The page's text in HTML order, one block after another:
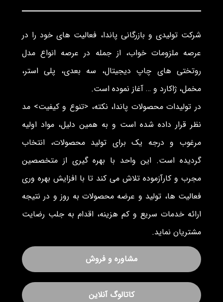
شرکت تولیدی و بازرگانی پاندا، فعالیت های خود را در
عرصه ملزومات خواب، از جمله در عرصه انواع مدل
روتختی های چاپ دیجیتال، سه بعدی، پلی استر،
مخمل، ژاکارد و … آغاز نموده است.
در تولیدات محصولات پاندا، نکته، <تنوع و کیفیت> مد
نظر قرار داده شده است و به همین دلیل، مواد اولیه
مرغوب و درجه یک برای تولید محصولات، انتخاب
گردیده است. این واحد با بهره گیری از متخصصین
مجرب و کارآزموده تلاش می کند تا با افزایش بهره وری
فعالیت ها، تولید و عرضه محصولات به روز و در نتیجه
ارائه خدمات سریع و کم هزینه، اقدام به جلب رضایت
مشتریان نماید.
مشاوره و فروش
کاتالوگ آنلاین